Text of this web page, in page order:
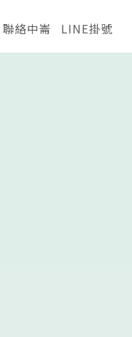
聯絡中崙
聯絡中崙
LINE掛號
LINE掛號